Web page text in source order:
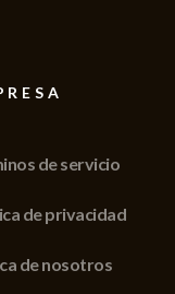
de servicio
de privacidad
de nosotros